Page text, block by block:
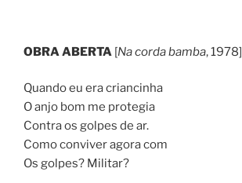
OBRA ABERTA [Na corda bamba, 1978]
Quando eu era criancinha
O anjo bom me protegia
Contra os golpes de ar.
Como conviver agora com
Os golpes? Militar?